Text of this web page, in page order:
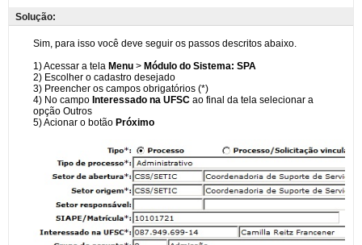
Solução: